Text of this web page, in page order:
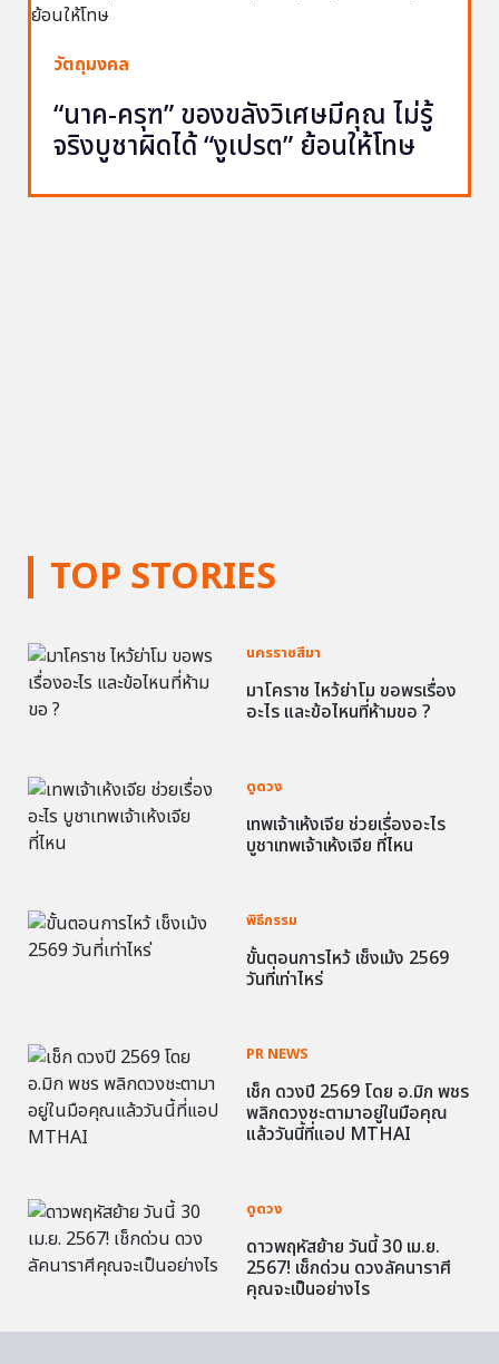
TOP STORIES
นครราชสีมา
มาโคราช ไหว้ย่าโม ขอพรเรื่อง
อะไร และข้อไหนที่ห้ามขอ ?
ดูดวง
เทพเจ้าเห้งเจีย ช่วยเรื่องอะไร
บูชาเทพเจ้าเห้งเจีย ที่ไหน
พิธีกรรม
ขั้นตอนการไหว้ เช็งเม้ง 2569
วันที่เท่าไหร่
PR NEWS
เช็ก ดวงปี 2569 โดย อ.มิก พชร
พลิกดวงชะตามาอยู่ในมือคุณ
แล้ววันนี้ที่แอป MTHAI
ดูดวง
ดาวพฤหัสย้าย วันนี้ 30 เม.ย.
2567! เช็กด่วน ดวงลัคนาราศี
คุณจะเป็นอย่างไร
วัตถุมงคล
“นาค-ครุฑ” ของขลังวิเศษมีคุณ ไม่รู้
จริงบูชาผิดได้ “งูเปรต” ย้อนให้โทษ